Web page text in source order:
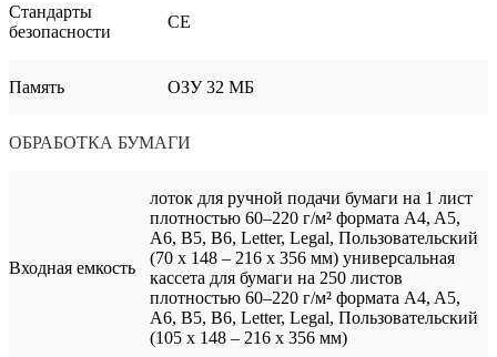
Стандарты
безопасности
CE
Память ОЗУ 32 МБ
ОБРАБОТКА БУМАГИ
Входная емкость
лоток для ручной подачи бумаги на 1 лист
плотностью 60–220 г/м² формата A4, A5,
A6, B5, B6, Letter, Legal, Пользовательский
(70 x 148 – 216 x 356 мм) универсальная
кассета для бумаги на 250 листов
плотностью 60–220 г/м² формата A4, A5,
A6, B5, B6, Letter, Legal, Пользовательский
(105 x 148 – 216 x 356 мм)